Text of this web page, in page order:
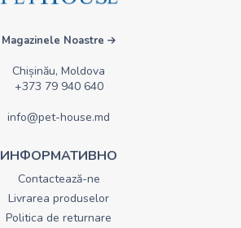
Magazinele Noastre
Chișinău, Moldova
+373 79 940 640
info@pet-house.md
ИНФОРМАТИВНО
Contactează-ne
Livrarea produselor
Politica de returnare